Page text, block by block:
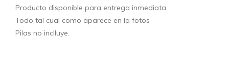
Producto disponible para entrega inmediata
Todo tal cual como aparece en la fotos
Pilas no inclluye.